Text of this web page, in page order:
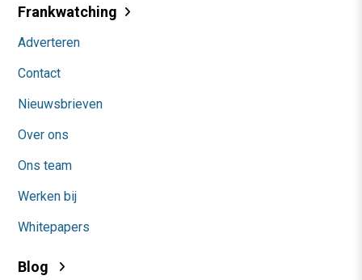
Frankwatching
Adverteren
Contact
Nieuwsbrieven
Over ons
Ons team
Werken bij
Whitepapers
Blog